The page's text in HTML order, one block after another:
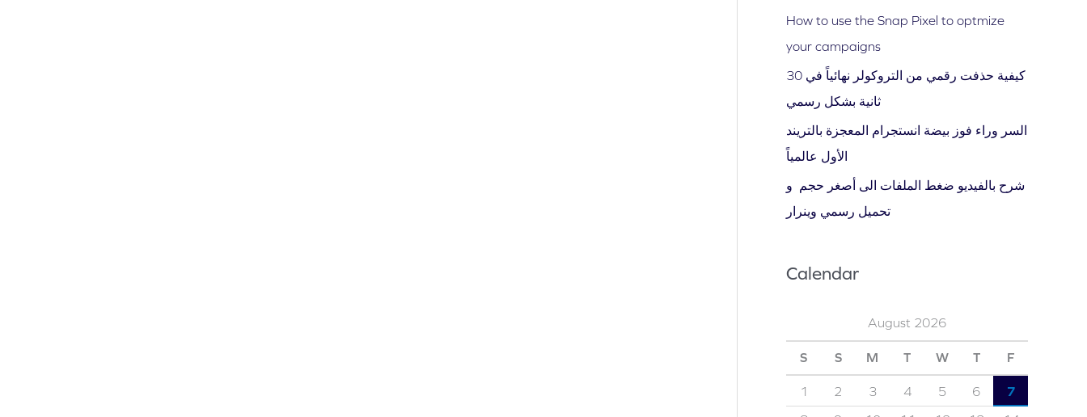
How to use the Snap Pixel to optmize
your campaigns
كيفية حذفت رقمي من التروكولر نهائياً في 30
ثانية بشكل رسمي
السر وراء فوز بيضة انستجرام المعجزة بالتريند
الأول عالمياً
شرح بالفيديو ضغط الملفات الى أصغر حجم و
تحميل رسمي وينرار
Calendar
August 2026
S S M T W T F
1 2 3 4 5 6
7